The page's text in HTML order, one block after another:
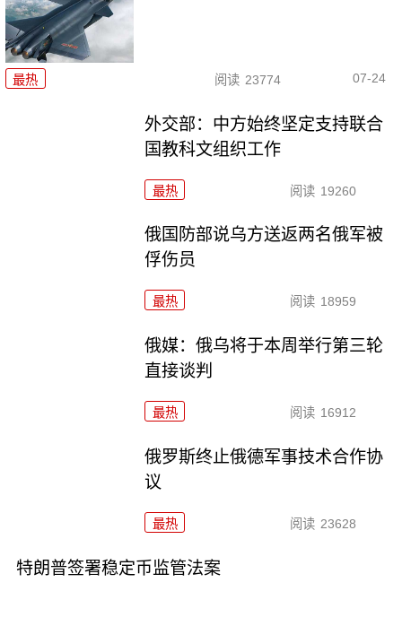
最热 阅读 23774 07-24
外交部：中方始终坚定支持联合
国教科文组织工作
最热 阅读 19260
俄国防部说乌方送返两名俄军被
俘伤员
最热 阅读 18959
俄媒：俄乌将于本周举行第三轮
直接谈判
最热 阅读 16912
俄罗斯终止俄德军事技术合作协
议
最热 阅读 23628
特朗普签署稳定币监管法案